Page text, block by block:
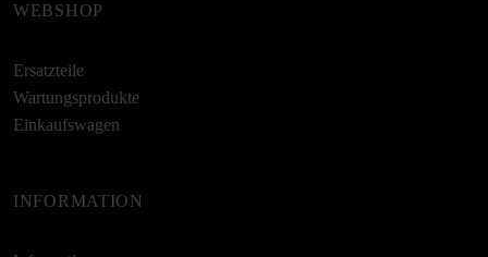
WEBSHOP
Ersatzteile
Wartungsprodukte
Einkaufswagen
INFORMATION